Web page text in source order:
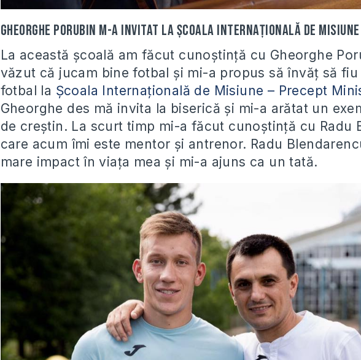
Gheorghe Porubin m-a invitat la Școala Internațională de Misiune
La această școală am făcut cunoștință cu Gheorghe
văzut că jucam bine fotbal și mi-a propus să învăț să
fotbal la Școala Internațională de Misiune – Precept
Gheorghe des mă invita la biserică și mi-a arătat un
de creștin. La scurt timp mi-a făcut cunoștință cu Radu
care acum îmi este mentor și antrenor. Radu
mare impact în viața mea și mi-a ajuns ca un tată.